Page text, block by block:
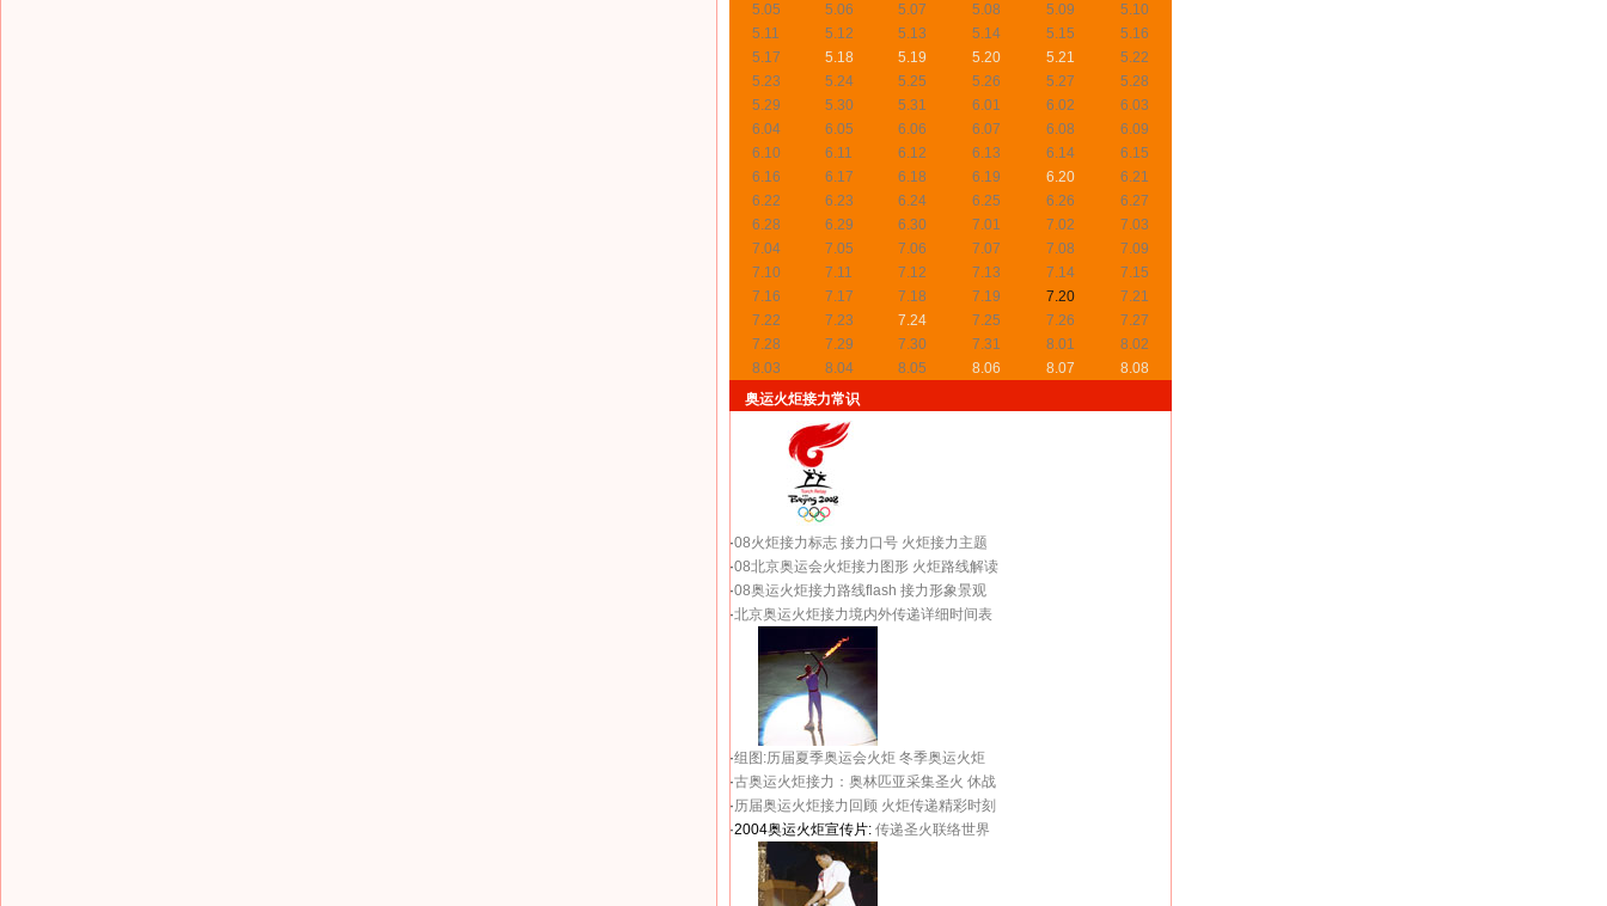
5.05
5.06 5.07 5.08 5.09
5.10
5.11
5.12 5.13 5.14 5.15
5.16
5.17
5.18 5.19 5.20 5.21
5.22
5.23
5.24 5.25 5.26 5.27
5.28
5.29
5.30 5.31 6.01 6.02
6.03
6.04
6.05 6.06 6.07 6.08
6.09
6.10
6.11 6.12 6.13 6.14
6.15
6.16
6.17 6.18 6.19 6.20
6.21
6.22
6.23 6.24 6.25 6.26
6.27
6.28
6.29 6.30 7.01 7.02
7.03
7.04
7.05 7.06 7.07 7.08
7.09
7.10
7.11 7.12 7.13 7.14
7.15
7.16
7.17 7.18 7.19 7.20
7.21
7.22
7.23 7.24 7.25 7.26
7.27
7.28
7.29 7.30 7.31 8.01
8.02
8.03
8.04 8.05 8.06 8.07
8.08
奥运火炬接力常识
·08火炬接力标志 接力口号 火炬接力主题
·08北京奥运会火炬接力图形 火炬路线解读
·08奥运火炬接力路线flash 接力形象景观
·北京奥运火炬接力境内外传递详细时间表
·组图:历届夏季奥运会火炬 冬季奥运火炬
·古奥运火炬接力：奥林匹亚采集圣火 休战
·历届奥运火炬接力回顾 火炬传递精彩时刻
·2004奥运火炬宣传片: 传递圣火联络世界